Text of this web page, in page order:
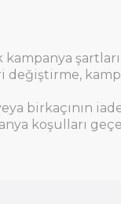
birkaçının
koşulları